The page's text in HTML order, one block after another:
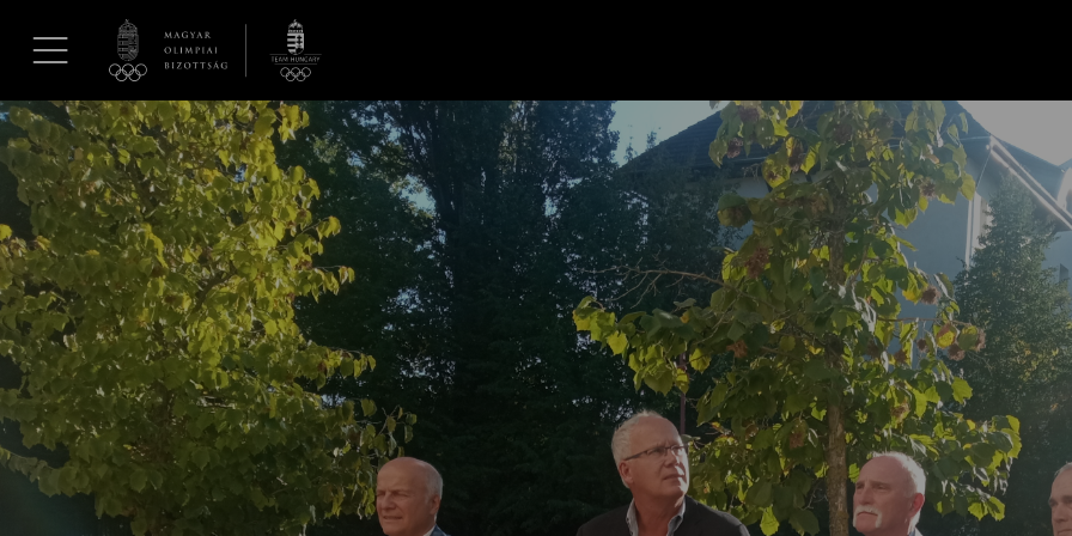
Hírek
Galéria
Dakar 2026
Los Angeles 2028
MOB
Kettőskarrier-program